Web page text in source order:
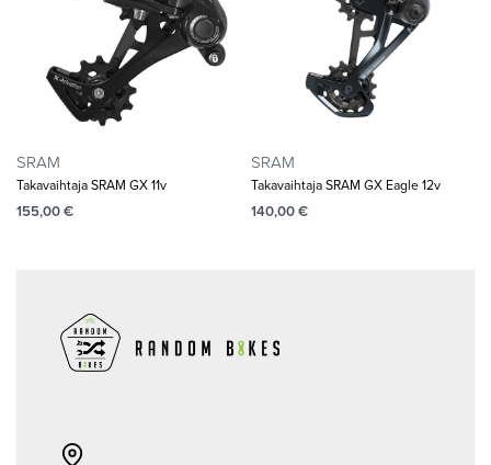
SRAM
Takavaihtaja SRAM GX 11v
155,00€
SRAM
Takavaihtaja SRAM GX Eagle 12v
140,00€